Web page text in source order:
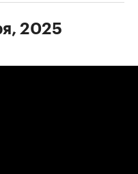
2025